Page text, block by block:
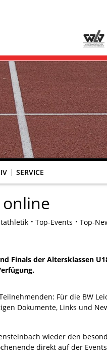
SERVICE
online
Top-Events
Top-
Finals der Altersklassen
Für die BW
Dokumente, Links und
wieder den
direkt auf der